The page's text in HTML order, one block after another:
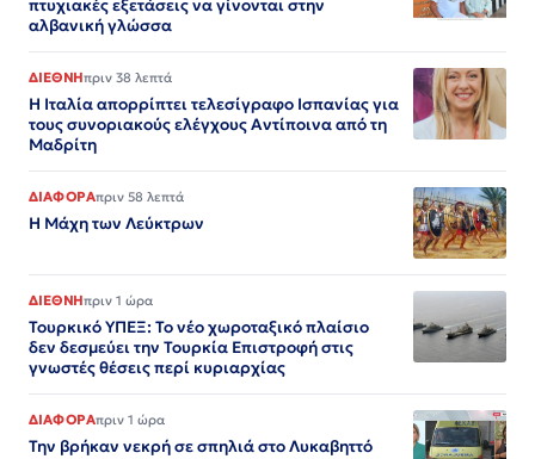
πτυχιακές εξετάσεις να γίνονται στην
αλβανική γλώσσα
ΔΙΕΘΝΗπριν 38 λεπτά
Η Ιταλία απορρίπτει τελεσίγραφο Ισπανίας για
τους συνοριακούς ελέγχους Αντίποινα από τη
Μαδρίτη
ΔΙΑΦΟΡΑπριν 58 λεπτά
Η Μάχη των Λεύκτρων
ΔΙΕΘΝΗπριν 1 ώρα
Τουρκικό ΥΠΕΞ: Το νέο χωροταξικό πλαίσιο
δεν δεσμεύει την Τουρκία Επιστροφή στις
γνωστές θέσεις περί κυριαρχίας
ΔΙΑΦΟΡΑπριν 1 ώρα
Την βρήκαν νεκρή σε σπηλιά στο Λυκαβηττό